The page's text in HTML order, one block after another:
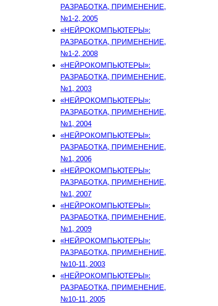
РАЗРАБОТКА, ПРИМЕНЕНИЕ,
№1-2, 2005
«НЕЙРОКОМПЬЮТЕРЫ»:
РАЗРАБОТКА, ПРИМЕНЕНИЕ,
№1-2, 2008
«НЕЙРОКОМПЬЮТЕРЫ»:
РАЗРАБОТКА, ПРИМЕНЕНИЕ,
№1, 2003
«НЕЙРОКОМПЬЮТЕРЫ»:
РАЗРАБОТКА, ПРИМЕНЕНИЕ,
№1, 2004
«НЕЙРОКОМПЬЮТЕРЫ»:
РАЗРАБОТКА, ПРИМЕНЕНИЕ,
№1, 2006
«НЕЙРОКОМПЬЮТЕРЫ»:
РАЗРАБОТКА, ПРИМЕНЕНИЕ,
№1, 2007
«НЕЙРОКОМПЬЮТЕРЫ»:
РАЗРАБОТКА, ПРИМЕНЕНИЕ,
№1, 2009
«НЕЙРОКОМПЬЮТЕРЫ»:
РАЗРАБОТКА, ПРИМЕНЕНИЕ,
№10-11, 2003
«НЕЙРОКОМПЬЮТЕРЫ»:
РАЗРАБОТКА, ПРИМЕНЕНИЕ,
№10-11, 2005